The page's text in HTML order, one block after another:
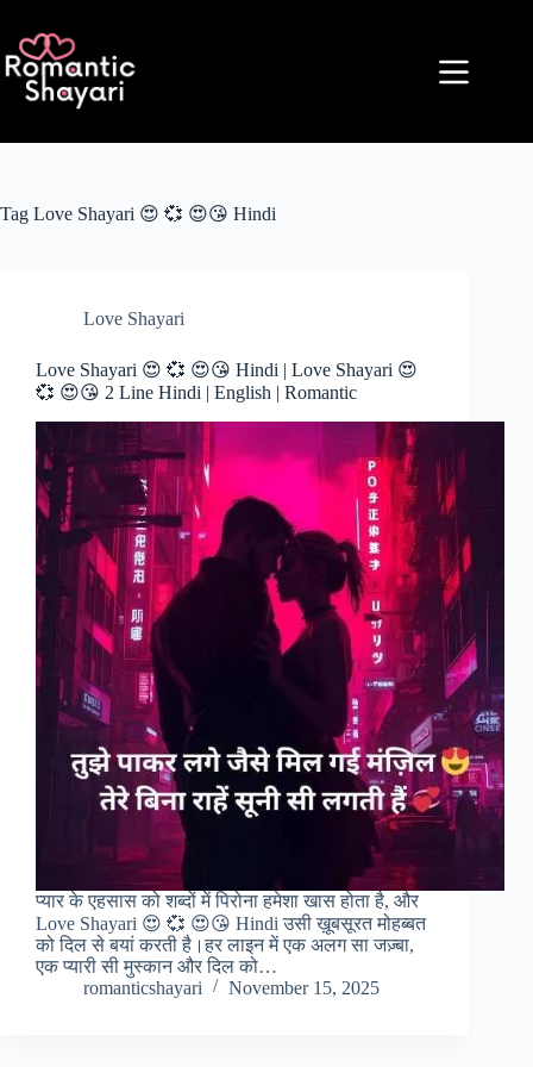
content
Tag Love Shayari 😍 💞 😍😘 Hindi
Love Shayari
Love Shayari 😍 💞 😍😘 Hindi | Love Shayari 😍
💞 😍😘 2 Line Hindi | English | Romantic
प्यार के एहसास को शब्दों में पिरोना हमेशा खास होता है, और
Love Shayari 😍 💞 😍😘 Hindi उसी ख़ूबसूरत मोहब्बत
को दिल से बयां करती है।हर लाइन में एक अलग सा जज़्बा,
एक प्यारी सी मुस्कान और दिल को…
romanticshayari
November 15, 2025